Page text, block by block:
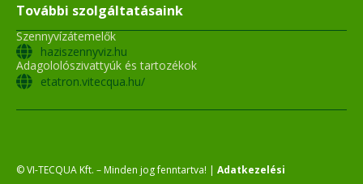
További szolgáltatásaink
Szennyvízátemelők
haziszennyviz.hu
Adagololószivattyúk és tartozékok
etatron.vitecqua.hu/
© VI-TECQUA Kft. – Minden jog fenntartva! | Adatkezelési